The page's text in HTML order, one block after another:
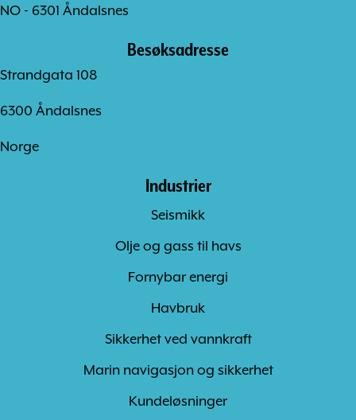
NO - 6301 Åndalsnes
Besøksadresse
Strandgata 108
6300 Åndalsnes
Norge
Industrier
Seismikk
Olje og gass til havs
Fornybar energi
Havbruk
Sikkerhet ved vannkraft
Marin navigasjon og sikkerhet
Kundeløsninger